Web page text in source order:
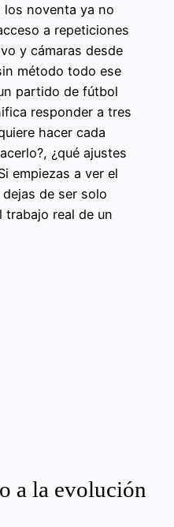
noventa ya no
a repeticiones
y cámaras desde
método todo ese
partido de fútbol
responder a tres
hacer cada
¿qué ajustes
empiezas a ver el
de ser solo
trabajo real de un
a la evolución